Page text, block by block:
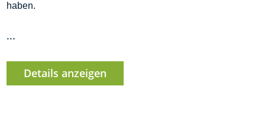
haben.
...
Details anzeigen